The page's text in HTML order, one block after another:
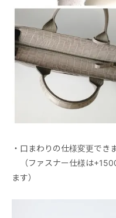
・口まわりの仕様変更できま
（ファスナー仕様は
ます）